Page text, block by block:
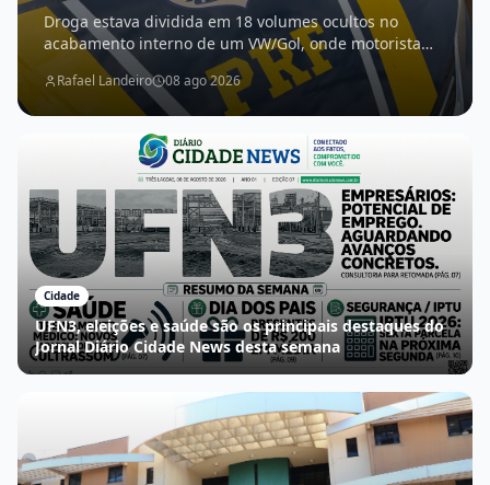
Droga estava dividida em 18 volumes ocultos no
acabamento interno de um VW/Gol, onde motorista
confessou que levaria o entorpecente até Três Lagoas
Rafael Landeiro 08 ago 2026
Cidade
UFN3, eleições e saúde são os principais destaques do
Jornal Diário Cidade News desta semana